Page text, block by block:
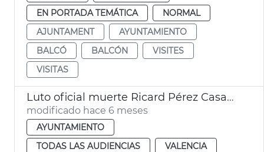
EN PORTADA TEMÁTICA
NORMAL
AJUNTAMENT
AYUNTAMIENTO
BALCÓ
BALCÓN
VISITES
VISITAS
Luto oficial muerte Ricard Pérez Casado, exalcalde de València
modificado hace 6 meses
AYUNTAMIENTO
TODAS LAS AUDIENCIAS
VALENCIA